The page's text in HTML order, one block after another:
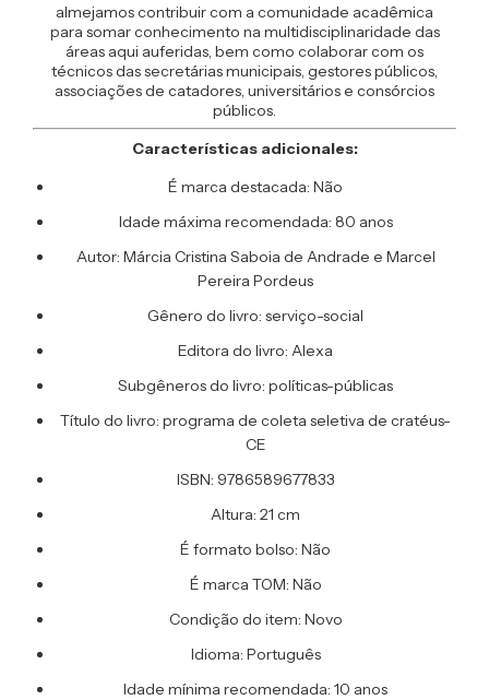
almejamos contribuir com a comunidade acadêmica
para somar conhecimento na multidisciplinaridade das
áreas aqui auferidas, bem como colaborar com os
técnicos das secretárias municipais, gestores públicos,
associações de catadores, universitários e consórcios
públicos.
Características adicionales:
É marca destacada: Não
Idade máxima recomendada: 80 anos
Autor: Márcia Cristina Saboia de Andrade e Marcel
Pereira Pordeus
Gênero do livro: serviço-social
Editora do livro: Alexa
Subgêneros do livro: políticas-públicas
Título do livro: programa de coleta seletiva de cratéus-
CE
ISBN: 9786589677833
Altura: 21 cm
É formato bolso: Não
É marca TOM: Não
Condição do item: Novo
Idioma: Português
Idade mínima recomendada: 10 anos